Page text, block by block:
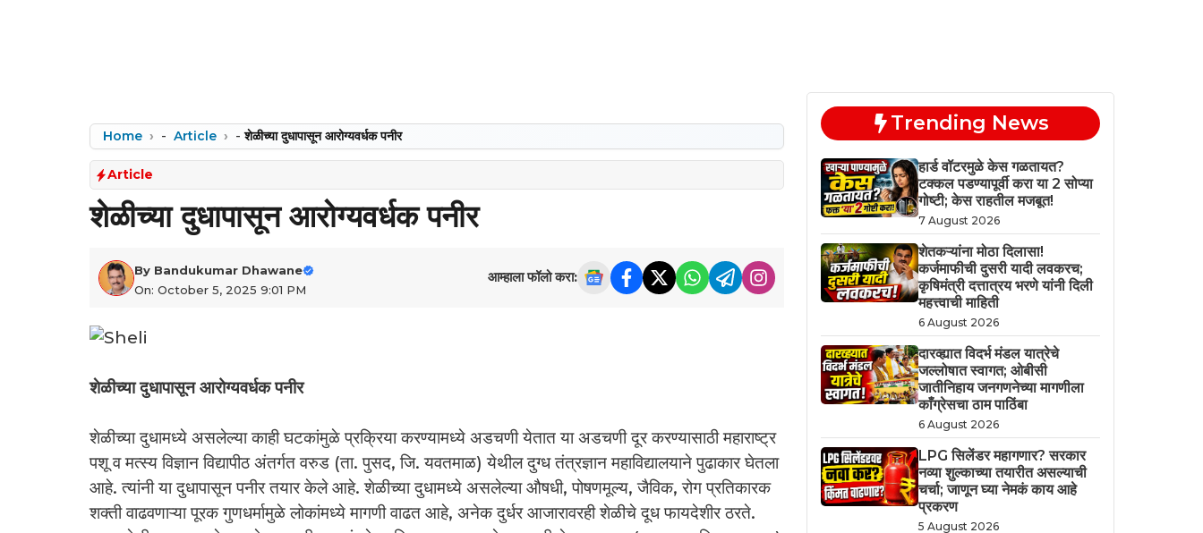
Home - Article -शेळीच्या दुधापासून आरोग्यवर्धक पनीर
Article
शेळीच्या दुधापासून आरोग्यवर्धक पनीर
By Bandukumar Dhawane
On: October 5, 2025 9:01 PM
आम्हाला फॉलो करा:
शेळीच्या दुधापासून आरोग्यवर्धक पनीर
शेळीच्या दुधामध्ये असलेल्या काही घटकांमुळे प्रक्रिया करण्यामध्ये अडचणी येतात या अडचणी दूर करण्यासाठी महाराष्ट्र
पशू व मत्स्य विज्ञान विद्यापीठ अंतर्गत वरुड (ता. पुसद, जि. यवतमाळ) येथील दुग्ध तंत्रज्ञान महाविद्यालयाने पुढाकार घेतला
आहे. त्यांनी या दुधापासून पनीर तयार केले आहे. शेळीच्या दुधामध्ये असलेल्या औषधी, पोषणमूल्य, जैविक, रोग प्रतिकारक
शक्ती वाढवणाऱ्या पूरक गुणधर्मामुळे लोकांमध्ये मागणी वाढत आहे, अनेक दुर्धर आजारावरही शेळीचे दूध फायदेशीर ठरते.
Trending News
हार्ड वॉटरमुळे केस गळतायत?
टक्कल पडण्यापूर्वी करा या 2 सोप्या
गोष्टी; केस राहतील मजबूत!
7 August 2026
शेतकऱ्यांना मोठा दिलासा!
कर्जमाफीची दुसरी यादी लवकरच;
कृषिमंत्री दत्तात्रय भरणे यांनी दिली
महत्त्वाची माहिती
6 August 2026
दारव्ह्यात विदर्भ मंडल यात्रेचे
जल्लोषात स्वागत; ओबीसी
जातीनिहाय जनगणनेच्या मागणीला
काँग्रेसचा ठाम पाठिंबा
6 August 2026
LPG सिलेंडर महागणार? सरकार
नव्या शुल्काच्या तयारीत असल्याची
चर्चा; जाणून घ्या नेमकं काय आहे
प्रकरण
5 August 2026